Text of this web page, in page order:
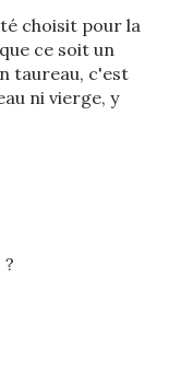
choisit pour la
ce soit un
taureau, c'est
ni vierge, y